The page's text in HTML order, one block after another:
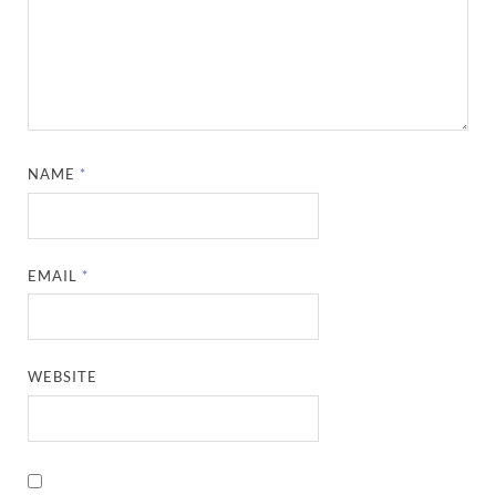
NAME *
EMAIL *
WEBSITE